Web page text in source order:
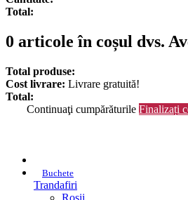
Total:
0 articole în coșul dvs.
Total produse:
Cost livrare: Livrare gratuită!
Total:
Continuaţi cumpărăturile Finalizați
Buchete
Trandafiri
Rosii